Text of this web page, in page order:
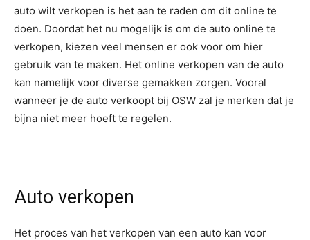
auto wilt verkopen is het aan te raden om dit online te
doen. Doordat het nu mogelijk is om de auto online te
verkopen, kiezen veel mensen er ook voor om hier
gebruik van te maken. Het online verkopen van de auto
kan namelijk voor diverse gemakken zorgen. Vooral
wanneer je de auto verkoopt bij OSW zal je merken dat je
bijna niet meer hoeft te regelen.
Auto verkopen
Het proces van het verkopen van een auto kan voor